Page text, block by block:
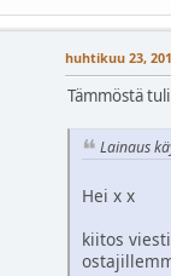
huhtikuu 23,
Tämmöstä
Lainaus
Hei x x
kiitos